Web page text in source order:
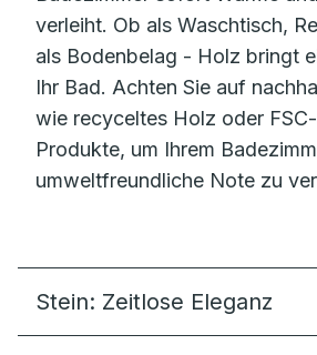
verleiht. Ob als Waschtisch,
als Bodenbelag - Holz bringt
Ihr Bad. Achten Sie auf
wie recyceltes Holz oder
Produkte, um Ihrem
umweltfreundliche Note zu
Stein: Zeitlose Eleganz